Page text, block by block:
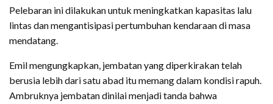
Pelebaran ini dilakukan untuk meningkatkan kapasitas lalu
lintas dan mengantisipasi pertumbuhan kendaraan di masa
mendatang.
Emil mengungkapkan, jembatan yang diperkirakan telah
berusia lebih dari satu abad itu memang dalam kondisi rapuh.
Ambruknya jembatan dinilai menjadi tanda bahwa